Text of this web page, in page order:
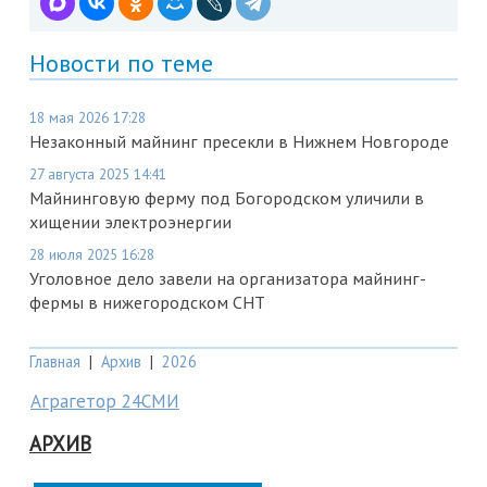
Новости по теме
18 мая 2026 17:28
Незаконный майнинг пресекли в Нижнем Новгороде
27 августа 2025 14:41
Майнинговую ферму под Богородском уличили в
хищении электроэнергии
28 июля 2025 16:28
Уголовное дело завели на организатора майнинг-
фермы в нижегородском СНТ
Главная | Архив | 2026
Аграгетор 24СМИ
АРХИВ